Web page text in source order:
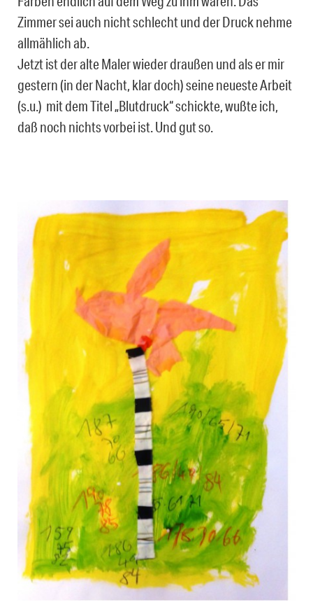
Zimmer sei auch nicht schlecht und der Druck nehme
allmählich ab.
Jetzt ist der alte Maler wieder draußen und als er mir
gestern (in der Nacht, klar doch) seine neueste Arbeit
(s.u.) mit dem Titel „Blutdruck“ schickte, wußte ich,
daß noch nichts vorbei ist. Und gut so.